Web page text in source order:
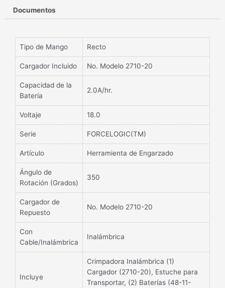
Documentos
Tipo de Mango Recto
Cargador Incluido No. Modelo 2710-20
Capacidad de la
Batería
2.0A/hr.
Voltaje 18.0
Serie FORCELOGIC(TM)
Artículo Herramienta de Engarzado
Ángulo de
Rotación (Grados)
350
Cargador de
Repuesto
No. Modelo 2710-20
Con
Cable/Inalámbrica
Inalámbrica
Incluye
Crimpadora Inalámbrica (1)
Cargador (2710-20), Estuche para
Transportar, (2) Baterías (48-11-